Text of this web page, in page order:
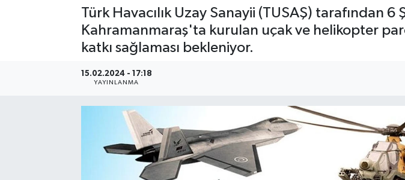
Türk Havacılık Uzay Sanayii (TUSAŞ) tarafından
Kahramanmaraş'ta kurulan uçak ve helikopter
katkı sağlaması bekleniyor.
15.02.2024 - 17:18
YAYINLANMA